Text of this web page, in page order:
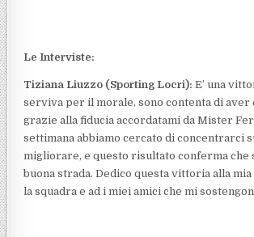
Le Interviste:
Tiziana Liuzzo (Sporting Locri): E’ una
serviva per il morale, sono contenta di aver
grazie alla fiducia accordatami da Mister
settimana abbiamo cercato di concentrarci
migliorare, e questo risultato conferma che
buona strada. Dedico questa vittoria alla
la squadra e ad i miei amici che mi